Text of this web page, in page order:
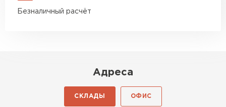
Безналичный расчёт
Адреса
СКЛАДЫ ОФИС